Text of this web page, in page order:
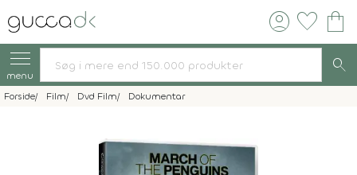
account_circle favorite shopping_bag
menu search
Forside Film Dvd Film Dokumentar